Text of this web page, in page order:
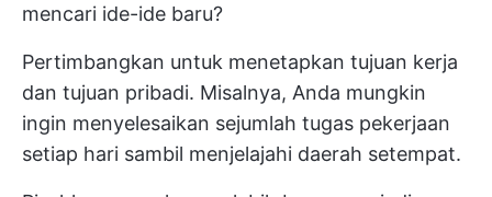
mencari ide-ide baru?
Pertimbangkan untuk menetapkan tujuan kerja
dan tujuan pribadi. Misalnya, Anda mungkin
ingin menyelesaikan sejumlah tugas pekerjaan
setiap hari sambil menjelajahi daerah setempat.